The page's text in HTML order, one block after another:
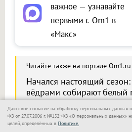
важное — узнавайте
первыми с Om1 в
«Макс»
Читайте также на портале Om1.ru
Начался настоящий
вёдрами собирают белый
Даю своё согласие на обработку персональных данных в
ФЗ от 27.07.2006 г. №152-ФЗ «О персональных данных»
целей, определённых в Политике.